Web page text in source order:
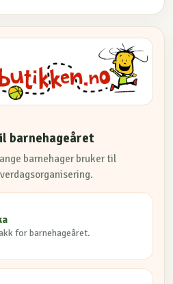
barnehageåret
barnehager bruker til
for barnehageåret.